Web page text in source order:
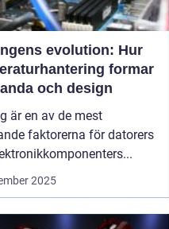
evolution: Hur
formar
och design
är en av de mest
faktorerna för datorers
2025